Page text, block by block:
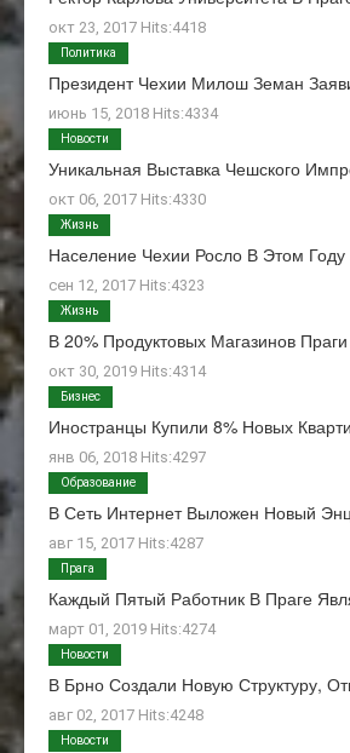
окт 23, 2017 Hits:4418
Президент Чехии Милош Земан
июнь 15, 2018 Hits:4334
Политика
Уникальная Выставка Чешского
окт 06, 2017 Hits:4330
Новости
Население Чехии Росло В Этом
сен 12, 2017 Hits:4323
Жизнь
В 20% Продуктовых Магазинов
окт 30, 2019 Hits:4314
Жизнь
Иностранцы Купили 8% Новых
янв 06, 2018 Hits:4297
Бизнес
В Сеть Интернет Выложен Новый
авг 15, 2017 Hits:4287
Образование
Каждый Пятый Работник В Праге
март 01, 2019 Hits:4274
Прага
В Брно Создали Новую Структуру,
авг 02, 2017 Hits:4248
Новости
Новости